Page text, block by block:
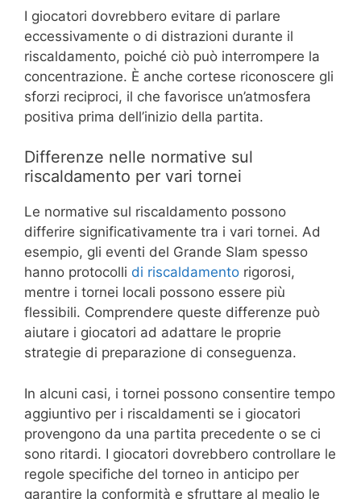
I giocatori dovrebbero evitare di parlare
eccessivamente o di distrazioni durante il
riscaldamento, poiché ciò può interrompere la
concentrazione. È anche cortese riconoscere gli
sforzi reciproci, il che favorisce un’atmosfera
positiva prima dell’inizio della partita.
Differenze nelle normative sul
riscaldamento per vari tornei
Le normative sul riscaldamento possono
differire significativamente tra i vari tornei. Ad
esempio, gli eventi del Grande Slam spesso
hanno protocolli di riscaldamento rigorosi,
mentre i tornei locali possono essere più
flessibili. Comprendere queste differenze può
aiutare i giocatori ad adattare le proprie
strategie di preparazione di conseguenza.
In alcuni casi, i tornei possono consentire tempo
aggiuntivo per i riscaldamenti se i giocatori
provengono da una partita precedente o se ci
sono ritardi. I giocatori dovrebbero controllare le
regole specifiche del torneo in anticipo per
garantire la conformità e sfruttare al meglio le